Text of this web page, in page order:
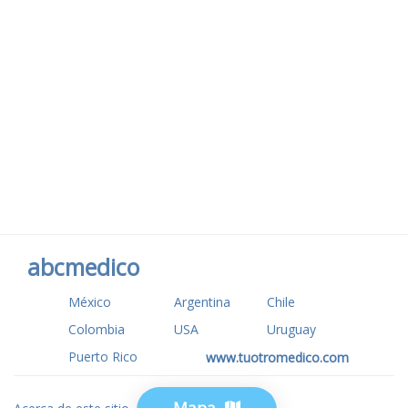
abcmedico
México Argentina
Chile
Colombia
USA
Uruguay
Puerto Rico
www.tuotromedico.com